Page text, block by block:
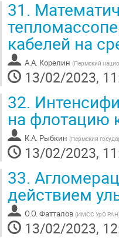
31.
кабелей на
А.А. Корелин (Пермский
13/02/2023,
32.
на флотацию
К.А. Рыбкин (Пермский
13/02/2023,
33.
действием
О.О. Фатталов (ИМСС УрО РАН
13/02/2023,